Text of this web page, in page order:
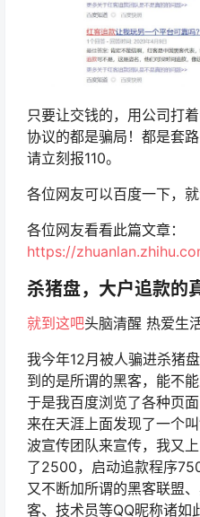
只要让交钱的，用公司打
协议的都是骗局！都是套
请立刻报110。
各位网友可以百度一下，就
各位网友看看此篇文章：
https://
杀猪盘，大户追款的
就到这吧头脑清醒 热爱生
我今年12月被人骗进杀猪
到的是所谓的黑客，能不
于是我百度浏览了各种页
来在天涯上面发现了一个
波宣传团队来宣传，我又
了2500，启动追款程序
又不断加所谓的黑客联盟
客、技术员等QQ昵称诸如